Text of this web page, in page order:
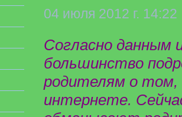
04 июля 2012 г. 14:22
Согласно данным
большинство
родителям о том,
интернете.